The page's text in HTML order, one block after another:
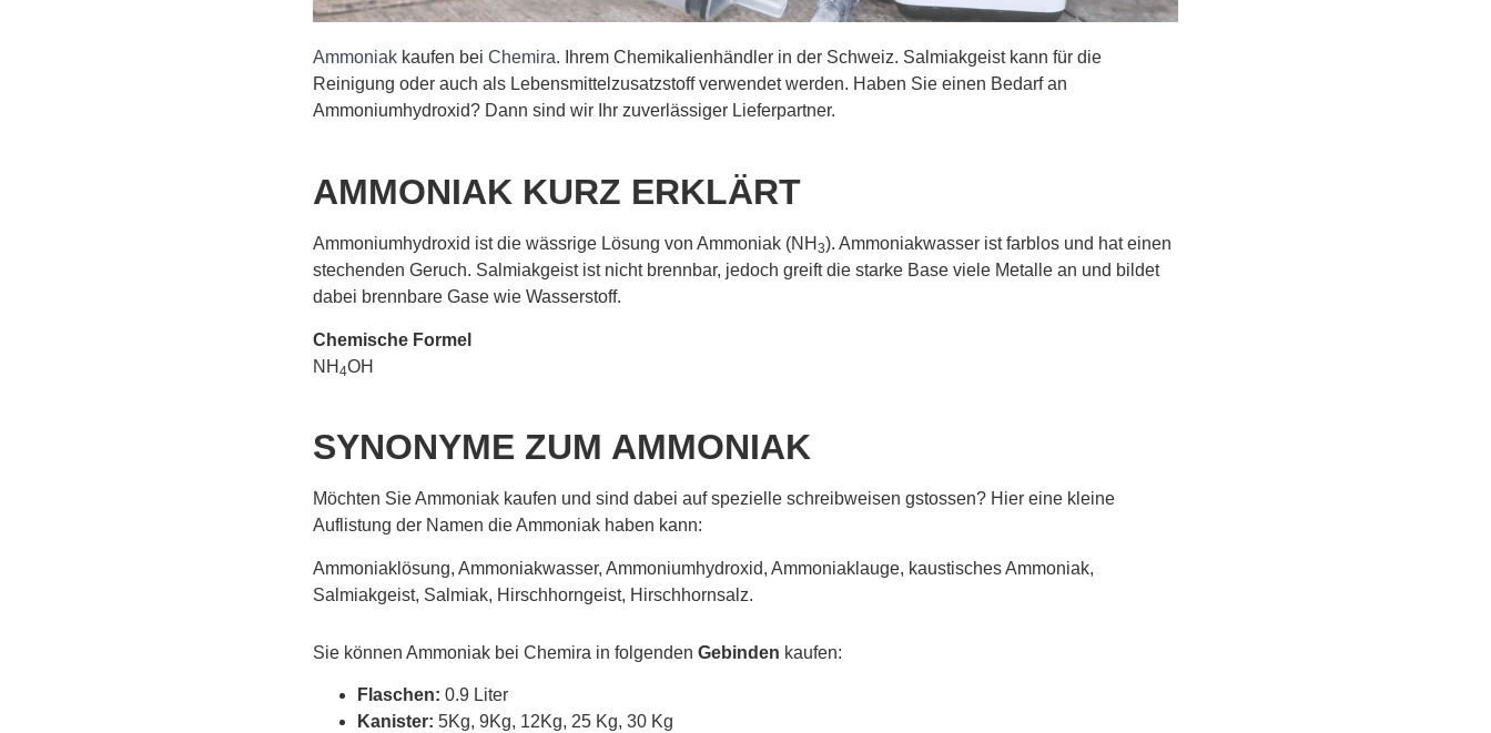
Ammoniak kaufen bei Chemira. Ihrem Chemikalienhändler in der Schweiz. Salmiakgeist kann für die
Reinigung oder auch als Lebensmittelzusatzstoff verwendet werden. Haben Sie einen Bedarf an
Ammoniumhydroxid? Dann sind wir Ihr zuverlässiger Lieferpartner.
AMMONIAK KURZ ERKLÄRT
Ammoniumhydroxid ist die wässrige Lösung von Ammoniak (NH 3). Ammoniakwasser ist farblos und hat einen
stechenden Geruch. Salmiakgeist ist nicht brennbar, jedoch greift die starke Base viele Metalle an und bildet
dabei brennbare Gase wie Wasserstoff.
Chemische Formel
NH 4OH
SYNONYME ZUM AMMONIAK
Möchten Sie Ammoniak kaufen und sind dabei auf spezielle schreibweisen gstossen? Hier eine kleine
Auflistung der Namen die Ammoniak haben kann:
Ammoniaklösung, Ammoniakwasser, Ammoniumhydroxid, Ammoniaklauge, kaustisches Ammoniak,
Salmiakgeist, Salmiak, Hirschhorngeist, Hirschhornsalz.
Sie können Ammoniak bei Chemira in folgenden Gebinden kaufen:
Flaschen: 0.9 Liter
Kanister: 5Kg, 9Kg, 12Kg, 25 Kg, 30 Kg